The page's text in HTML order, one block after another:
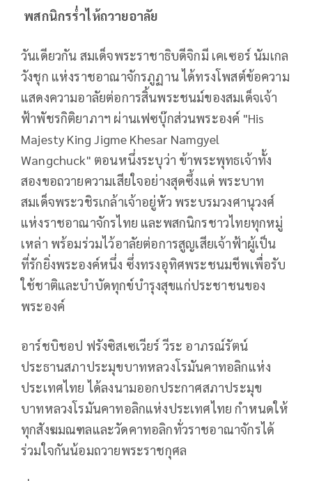
พสกนิกรร่ำไห้ถวายอาลัย
วันเดียวกัน สมเด็จพระราชาธิบดีจิกมี เคเซอร์ นัมเกล
วังชุก แห่งราชอาณาจักรภูฏาน ได้ทรงโพสต์ข้อความ
แสดงความอาลัยต่อการสิ้นพระชนม์ของสมเด็จเจ้า
ฟ้าพัชรกิติยาภาฯ ผ่านเฟซบุ๊กส่วนพระองค์ "His
Majesty King Jigme Khesar Namgyel
Wangchuck" ตอนหนึ่งระบุว่า ข้าพระพุทธเจ้าทั้ง
สองขอถวายความเสียใจอย่างสุดซึ้งแด่ พระบาท
สมเด็จพระวชิรเกล้าเจ้าอยู่หัว พระบรมวงศานุวงศ์
แห่งราชอาณาจักรไทย และพสกนิกรชาวไทยทุกหมู่
เหล่า พร้อมร่วมไว้อาลัยต่อการสูญเสียเจ้าฟ้าผู้เป็น
ที่รักยิ่งพระองค์หนึ่ง ซึ่งทรงอุทิศพระชนมชีพเพื่อรับ
ใช้ชาติและบำบัดทุกข์บำรุงสุขแก่ประชาชนของ
พระองค์
อาร์ชบิชอป ฟรังซิสเซเวียร์ วีระ อาภรณ์รัตน์
ประธานสภาประมุขบาทหลวงโรมันคาทอลิกแห่ง
ประเทศไทย ได้ลงนามออกประกาศสภาประมุข
บาทหลวงโรมันคาทอลิกแห่งประเทศไทย กำหนดให้
ทุกสังฆมณฑลและวัดคาทอลิกทั่วราชอาณาจักรได้
ร่วมใจกันน้อมถวายพระราชกุศล